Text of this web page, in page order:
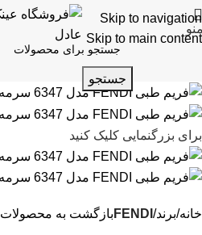
Skip to navigation
Skip to main content
جستجو
برای بزرگنمایی کلیک کنید
خانه برند FENDI بازگشت به محصولات